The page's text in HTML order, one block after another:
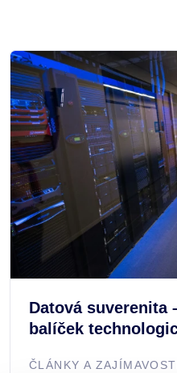
Datová suverenita
balíček
ČLÁNKY A